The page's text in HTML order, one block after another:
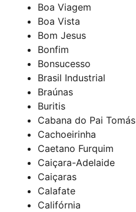
Boa Viagem
Boa Vista
Bom Jesus
Bonfim
Bonsucesso
Brasil Industrial
Braúnas
Buritis
Cabana do Pai Tomás
Cachoeirinha
Caetano Furquim
Caiçara-Adelaide
Caiçaras
Calafate
Califórnia